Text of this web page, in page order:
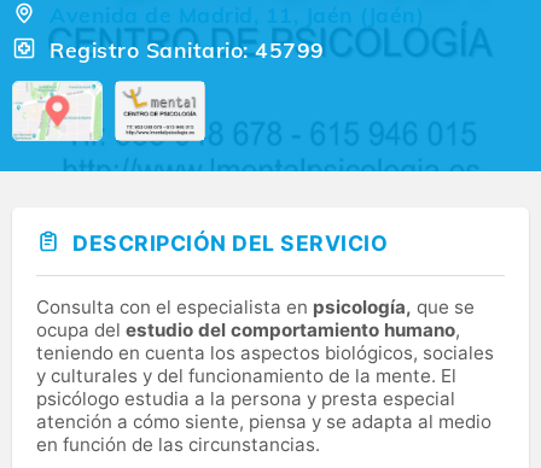
Avenida de Madrid, 11, Jaén (Jaén)
Registro Sanitario: 45799
DESCRIPCIÓN DEL SERVICIO
Consulta con el especialista en psicología, que se
ocupa del estudio del comportamiento humano,
teniendo en cuenta los aspectos biológicos, sociales
y culturales y del funcionamiento de la mente. El
psicólogo estudia a la persona y presta especial
atención a cómo siente, piensa y se adapta al medio
en función de las circunstancias.